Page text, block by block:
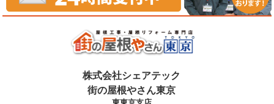
株式会社シェアテック
街の屋根やさん東京